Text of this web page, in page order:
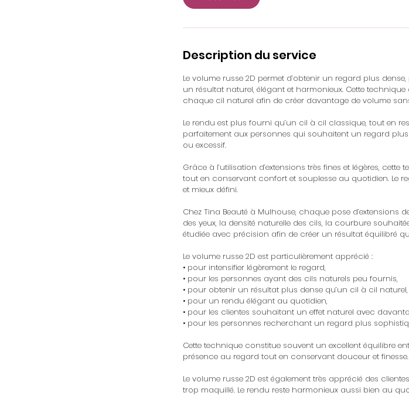
n
Description du service
Le volume russe 2D permet d’obtenir un regard plus
un résultat naturel, élégant et harmonieux. Cette
chaque cil naturel afin de créer davantage de volume
Le rendu est plus fourni qu’un cil à cil classique, tout en
parfaitement aux personnes qui souhaitent un regard
ou excessif.
Grâce à l’utilisation d’extensions très fines et légères,
tout en conservant confort et souplesse au quotidien. Le
et mieux défini.
Chez Tina Beauté à Mulhouse, chaque pose d’extensions
des yeux, la densité naturelle des cils, la courbure
étudiée avec précision afin de créer un résultat équilibré
Le volume russe 2D est particulièrement apprécié :
• pour intensifier légèrement le regard,
• pour les personnes ayant des cils naturels peu fournis,
• pour obtenir un résultat plus dense qu’un cil à cil naturel,
• pour un rendu élégant au quotidien,
• pour les clientes souhaitant un effet naturel avec
• pour les personnes recherchant un regard plus
Cette technique constitue souvent un excellent équilibre
présence au regard tout en conservant douceur et finesse.
Le volume russe 2D est également très apprécié des
trop maquillé. Le rendu reste harmonieux aussi bien au